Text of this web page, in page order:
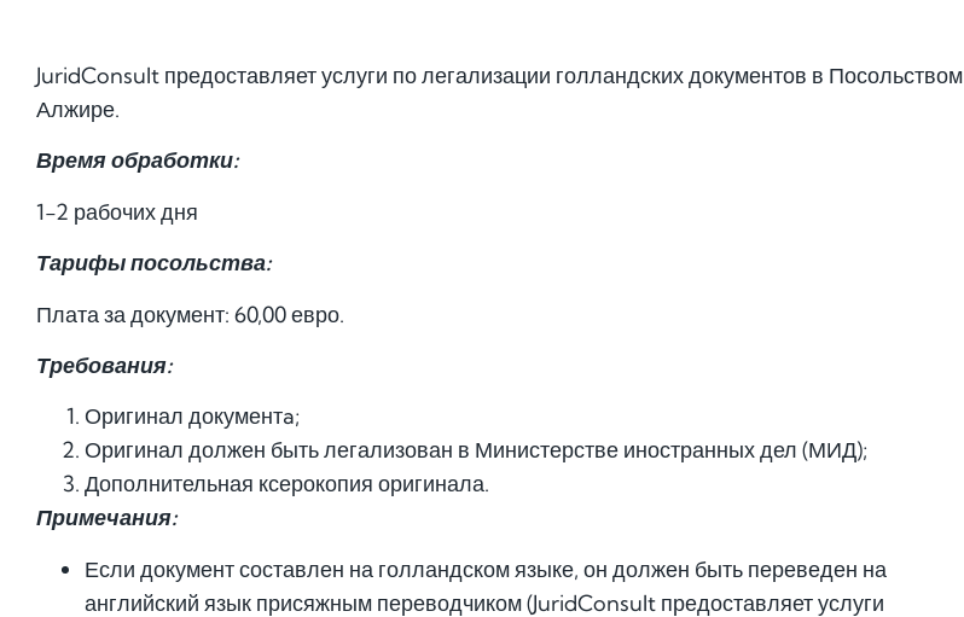
JuridConsult предоставляет услуги по легализации голландских документов в Посольством
Алжире.
Время обработки:
1-2 рабочих дня
Тарифы посольства:
Плата за документ: 60,00 евро.
Требования:
Оригинал документa;
Оригинал должен быть легализован в Министерстве иностранных дел (МИД);
Дополнительная ксерокопия оригинала.
Примечания:
Если документ составлен на голландском языке, он должен быть переведен на
английский язык присяжным переводчиком (JuridConsult предоставляет услуги